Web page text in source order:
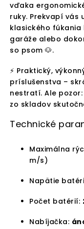
vďaka
ruky. Prekvapí vás
klasického
garáže alebo
so psom 🐶.
⚡️ Praktický,
príslušenstva –
nestratí. Ale
zo skladov
Technické
Maximálna
m/s)
Napätie
Počet batérií:
Nabíjačka: